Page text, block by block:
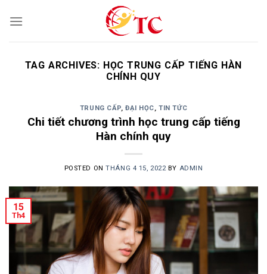
TAG ARCHIVES: HỌC TRUNG CẤP TIẾNG HÀN
CHÍNH QUY
TRUNG CẤP,ĐẠI HỌC,TIN TỨC
Chi tiết chương trình học trung cấp tiếng
Hàn chính quy
POSTED ONTHÁNG 4 15, 2022 BY ADMIN
15
Th4